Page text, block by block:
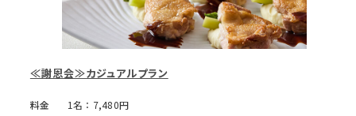
≪謝恩会≫カジュアルプラン
料金
1名：7,480円